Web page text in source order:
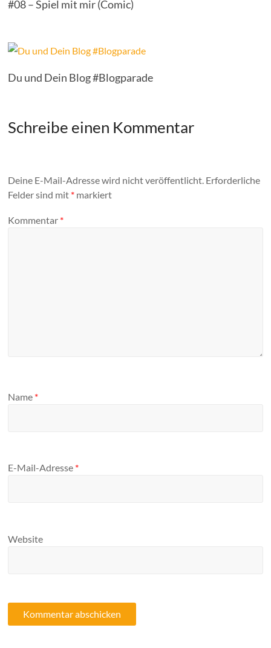
#08 – Spiel mit mir (Comic)
Du und Dein Blog #Blogparade
Schreibe einen Kommentar
Deine E-Mail-Adresse wird nicht veröffentlicht. Erforderliche
Felder sind mit * markiert
Kommentar *
Name *
E-Mail-Adresse *
Website